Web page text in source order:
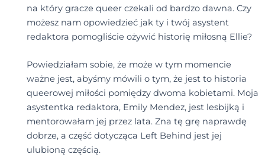
na który gracze queer czekali od bardzo dawna. Czy
możesz nam opowiedzieć jak ty i twój asystent
redaktora pomogliście ożywić historię miłosną Ellie?
Powiedziałam sobie, że może w tym momencie
ważne jest, abyśmy mówili o tym, że jest to historia
queerowej miłości pomiędzy dwoma kobietami. Moja
asystentka redaktora, Emily Mendez, jest lesbijką i
mentorowałam jej przez lata. Zna tę grę naprawdę
dobrze, a część dotycząca Left Behind jest jej
ulubioną częścią.